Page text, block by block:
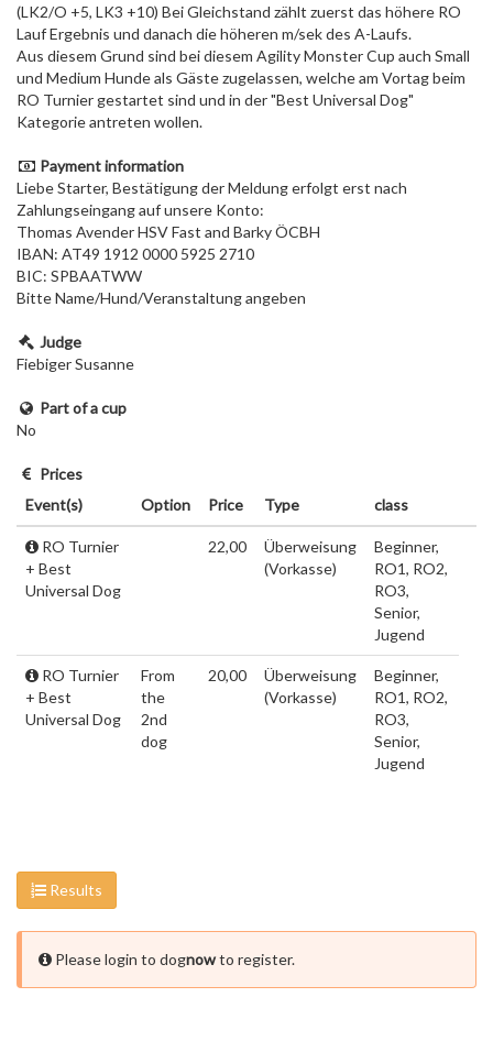
(LK2/O +5, LK3 +10) Bei Gleichstand zählt zuerst das höhere RO
Lauf Ergebnis und danach die höheren m/sek des A-Laufs.
Aus diesem Grund sind bei diesem Agility Monster Cup auch Small
und Medium Hunde als Gäste zugelassen, welche am Vortag beim
RO Turnier gestartet sind und in der "Best Universal Dog"
Kategorie antreten wollen.
Payment information
Liebe Starter, Bestätigung der Meldung erfolgt erst nach
Zahlungseingang auf unsere Konto:
Thomas Avender HSV Fast and Barky ÖCBH
IBAN: AT49 1912 0000 5925 2710
BIC: SPBAATWW
Bitte Name/Hund/Veranstaltung angeben
Judge
Fiebiger Susanne
Part of a cup
No
Prices
Event(s)
Option Price Type class
RO Turnier
+ Best
Universal Dog
22,00
Überweisung
(Vorkasse)
Beginner,
RO1, RO2,
RO3,
Senior,
Jugend
RO Turnier
+ Best
Universal Dog
From
the
2nd
dog
20,00
Überweisung
(Vorkasse)
Beginner,
RO1, RO2,
RO3,
Senior,
Jugend
Results
Please login to dognowto register.